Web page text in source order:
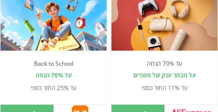
עד 70% הנחה
על מבחר ענק של מוצרים
עד 11% החזר כספי
Back to School
עד 70% הנחה
עד 25% החזר כספי